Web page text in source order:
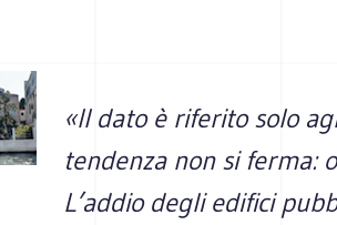
«Il dato è riferito solo
tendenza non si ferma:
L’addio degli edifici